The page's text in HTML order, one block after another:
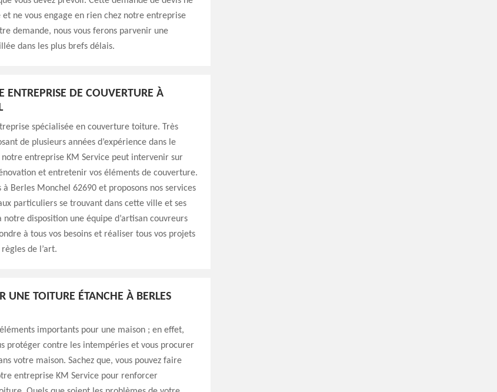
et ne vous engage en rien chez notre entreprise
demande, nous vous ferons parvenir une
dans les plus brefs délais.
ENTREPRISE DE COUVERTURE À
spécialisée en couverture toiture. Très
de plusieurs années d’expérience dans le
notre entreprise KM Service peut intervenir sur
et entretenir vos éléments de couverture.
à Berles Monchel 62690 et proposons nos services
particuliers se trouvant dans cette ville et ses
notre disposition une équipe d’artisan couvreurs
à tous vos besoins et réaliser tous vos projets
de l’art.
UNE TOITURE ÉTANCHE À BERLES
importants pour une maison ; en effet,
protéger contre les intempéries et vous procurer
votre maison. Sachez que, vous pouvez faire
entreprise KM Service pour renforcer